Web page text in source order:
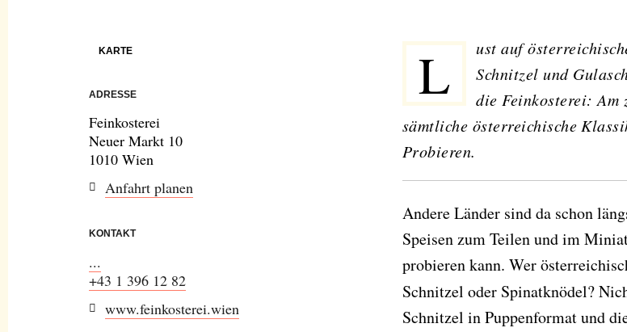
KARTE
ADRESSE
Feinkosterei
Neuer Markt 10
1010 Wien
Anfahrt planen
KONTAKT
...
+43 1 396 12 82
www.feinkosterei.wien
Lust auf österreichische Küche, aber keine Lust, sich zwischen
Schnitzel und
die Feinkosterei: Am
sämtliche österreichische
Probieren.
Andere Länder sind da schon
Speisen zum Teilen und im
probieren kann. Wer
Schnitzel oder Spinatknödel?
Schnitzel in Puppenformat und